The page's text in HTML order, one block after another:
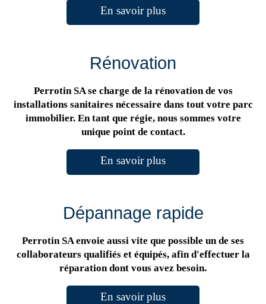
En savoir plus
Rénovation
Perrotin SA se charge de la rénovation de vos
installations sanitaires nécessaire dans tout votre parc
immobilier. En tant que régie, nous sommes votre
unique point de contact.
En savoir plus
Dépannage rapide
Perrotin SA envoie aussi vite que possible un de ses
collaborateurs qualifiés et équipés, afin d'effectuer la
réparation dont vous avez besoin.
En savoir plus